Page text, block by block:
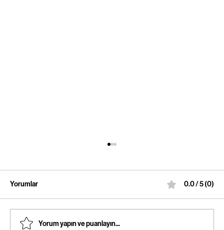
Yorumlar 0.0 / 5 (0)
Yorum yapın ve puanlayın...